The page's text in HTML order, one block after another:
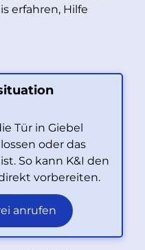
erfahren, Hilfe
Tür in Giebel
oder das
So kann K&I den
vorbereiten.
anrufen